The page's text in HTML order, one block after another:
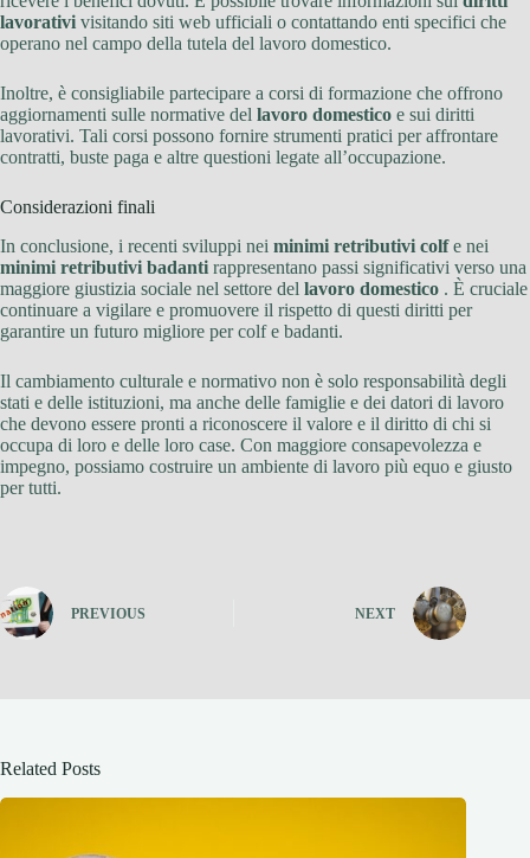
lavorativi visitando siti web ufficiali o contattando enti specifici che
operano nel campo della tutela del lavoro domestico.
Inoltre, è consigliabile partecipare a corsi di formazione che offrono
aggiornamenti sulle normative del lavoro domestico e sui diritti
lavorativi. Tali corsi possono fornire strumenti pratici per affrontare
contratti, buste paga e altre questioni legate all’occupazione.
Considerazioni finali
In conclusione, i recenti sviluppi nei minimi retributivi colfe nei
minimi retributivi badanti rappresentano passi significativi verso una
maggiore giustizia sociale nel settore del lavoro domestico . È cruciale
continuare a vigilare e promuovere il rispetto di questi diritti per
garantire un futuro migliore per colf e badanti.
Il cambiamento culturale e normativo non è solo responsabilità degli
stati e delle istituzioni, ma anche delle famiglie e dei datori di lavoro
che devono essere pronti a riconoscere il valore e il diritto di chi si
occupa di loro e delle loro case. Con maggiore consapevolezza e
impegno, possiamo costruire un ambiente di lavoro più equo e giusto
per tutti.
PREVIOUS NEXT
Related Posts